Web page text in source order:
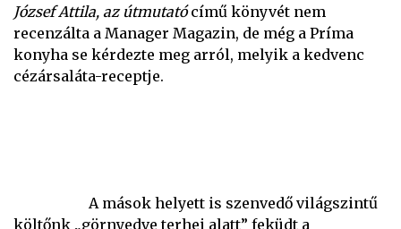
József Attila, az útmutatócímű könyvét nem
recenzálta a Manager Magazin, de még a Príma
konyha se kérdezte meg arról, melyik a kedvenc
cézársaláta-receptje.
A mások helyett is szenvedő világszintű
költőnk „görnyedve terhei alatt” feküdt a